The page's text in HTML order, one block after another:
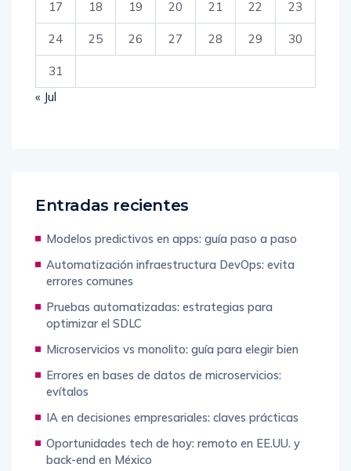
17 18 19 20 21 22 23
24 25 26 27 28 29 30
31
Automatización infraestructura DevOps: evita
Pruebas automatizadas: estrategias para
Errores en bases de datos de microservicios:
Oportunidades tech de hoy: remoto en EE.UU. y